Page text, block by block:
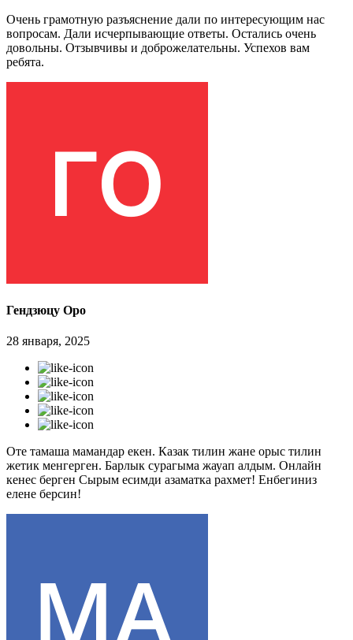
Очень грамотную разъяснение дали по интересующим нас
вопросам. Дали исчерпывающие ответы. Остались очень
довольны. Отзывчивы и доброжелательны. Успехов вам
ребята.
Гендзюцу Оро
28 января, 2025
Оте тамаша мамандар екен. Казак тилин жане орыс тилин
жетик менгерген. Барлык сурагыма жауап алдым. Онлайн
кенес берген Сырым есимди азаматка рахмет! Енбегиниз
елене берсин!